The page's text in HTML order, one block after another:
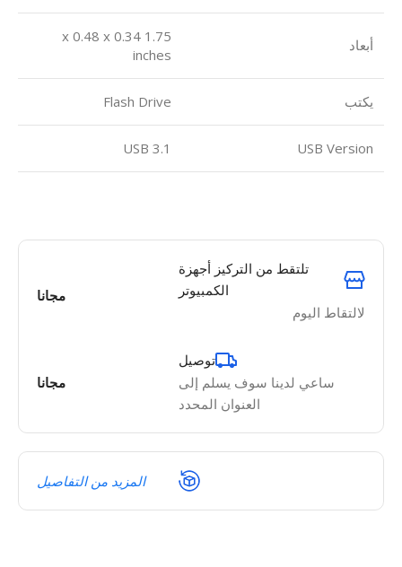
أبعاد
1.75 x 0.48 x 0.34
inches
يكتب Flash Drive
USB Version
USB 3.1
تلتقط من التركيز أجهزة
الكمبيوتر
لالتقاط اليوم
مجانا
توصيل
ساعي لدينا سوف يسلم إلى
العنوان المحدد
مجانا
المزيد من التفاصيل